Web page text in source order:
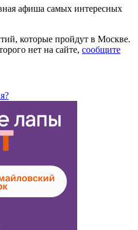
афиша самых интересных
которые пройдут в Москве.
нет на сайте, сообщите